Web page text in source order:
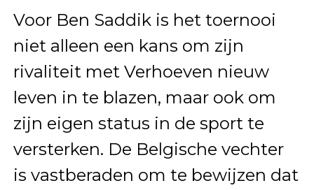
Voor Ben Saddik is het toernooi
niet alleen een kans om zijn
rivaliteit met Verhoeven nieuw
leven in te blazen, maar ook om
zijn eigen status in de sport te
versterken. De Belgische vechter
is vastberaden om te bewijzen dat